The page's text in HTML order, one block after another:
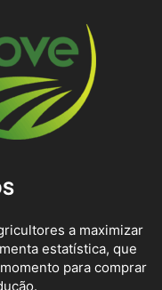
a maximizar
estatística, que
para comprar